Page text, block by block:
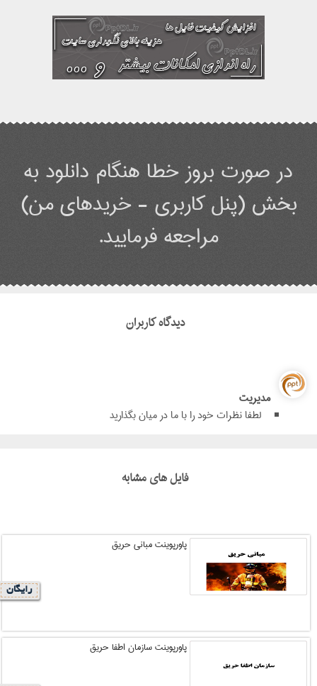
در صورت بروز خطا هنگام دانلود به
بخش (پنل کاربری - خریدهای من)
مراجعه فرمایید.
دیدگاه کاربران
مدیریت
لطفا نظرات خود را با ما در میان بگذارید
فایل های مشابه
پاورپوینت مبانی حریق
رایگان
پاورپوینت سازمان اطفا حریق